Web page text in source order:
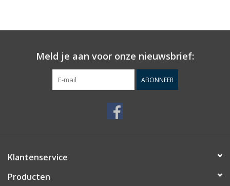
Meld je aan voor onze nieuwsbrief:
ABONNEER
Klantenservice
Producten